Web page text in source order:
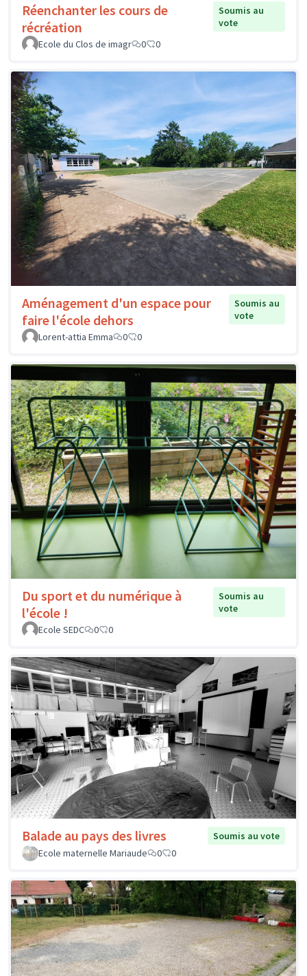
Réenchanter les cours de
récréation
Soumis au
vote
Ecole du Clos de imagr
0 0
Aménagement d'un espace pour
faire l'école dehors
Soumis au
vote
Lorent-attia Emma
0 0
Du sport et du numérique à
l'école !
Soumis au
vote
Ecole SEDC
0 0
Balade au pays des livres
Soumis au vote
Ecole maternelle Mariaude
0 0